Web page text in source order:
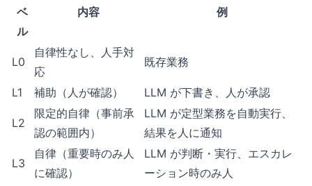
ベ
ル
内容 例
L0
自律性なし、人手対
応
既存業務
L1 補助（人が確認） LLM が下書き、人が承認
L2
限定的自律（事前承
認の範囲内）
LLM が定型業務を自動実行、
結果を人に通知
L3
自律（重要時のみ人
に確認）
LLM が判断・実行、エスカレ
ーション時のみ人